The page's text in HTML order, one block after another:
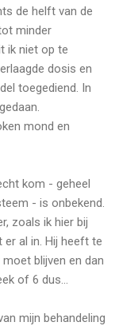
de helft van de
minder
ik niet op te
dosis en
toegediend. In
mond en
kom - geheel
- is onbekend.
zoals ik hier bij
er al in. Hij heeft te
blijven en dan
of 6 dus...
mijn behandeling